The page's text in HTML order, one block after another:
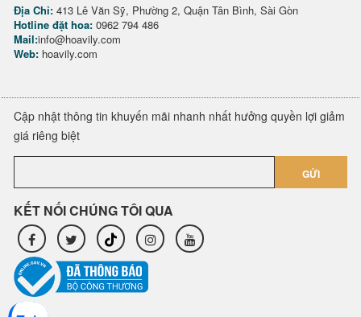
Địa Chỉ: 413 Lê Văn Sỹ, Phường 2, Quận Tân Bình, Sài Gòn
Hotline đặt hoa: 0962 794 486
Mail:info@hoavily.com
Web: hoavily.com
Cập nhật thông tin khuyến mãi nhanh nhất hưởng quyền lợi giảm
giá riêng biệt
GỬI
KẾT NỐI CHÚNG TÔI QUA